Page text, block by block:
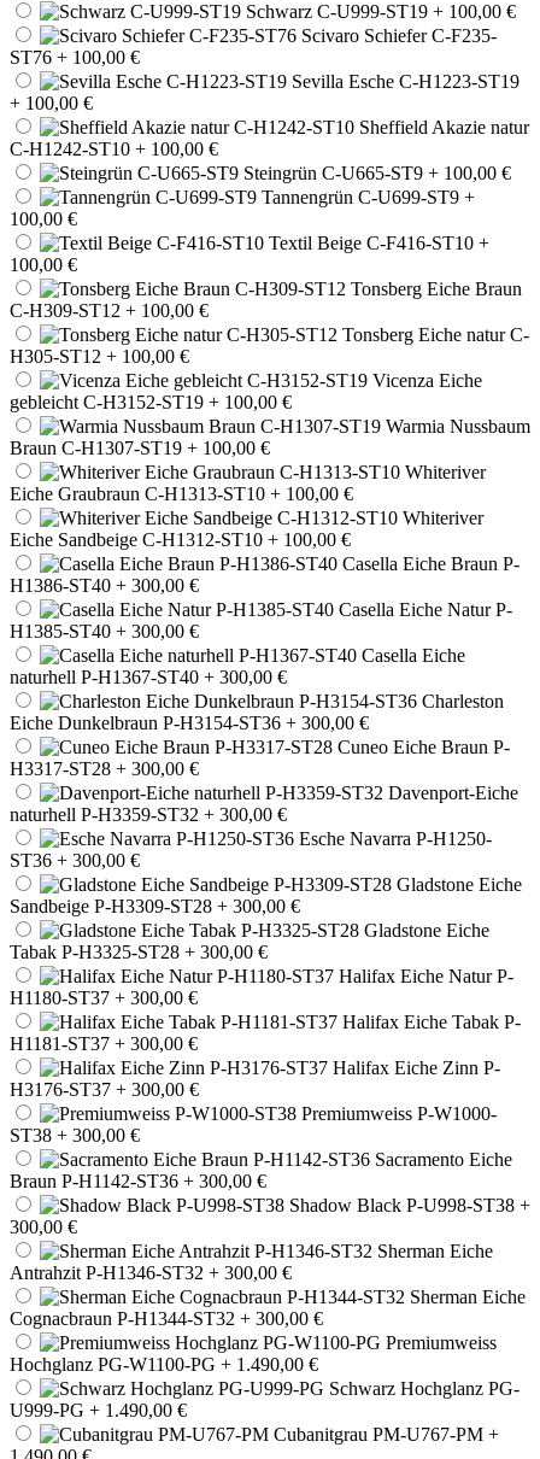
Schwarz C-U999-ST19 + 100,00 €
Scivaro Schiefer C-F235-
ST76 + 100,00 €
Sevilla Esche C-H1223-ST19
+ 100,00 €
Sheffield Akazie natur
C-H1242-ST10 + 100,00 €
Steingrün C-U665-ST9 + 100,00 €
Tannengrün C-U699-ST9 +
100,00 €
Textil Beige C-F416-ST10 +
100,00 €
Tonsberg Eiche Braun
C-H309-ST12 + 100,00 €
Tonsberg Eiche natur C-
H305-ST12 + 100,00 €
Vicenza Eiche
gebleicht C-H3152-ST19 + 100,00 €
Warmia Nussbaum
Braun C-H1307-ST19 + 100,00 €
Whiteriver
Eiche Graubraun C-H1313-ST10 + 100,00 €
Whiteriver
Eiche Sandbeige C-H1312-ST10 + 100,00 €
Casella Eiche Braun P-
H1386-ST40 + 300,00 €
Casella Eiche Natur P-
H1385-ST40 + 300,00 €
Casella Eiche
naturhell P-H1367-ST40 + 300,00 €
Charleston
Eiche Dunkelbraun P-H3154-ST36 + 300,00 €
Cuneo Eiche Braun P-
H3317-ST28 + 300,00 €
Davenport-Eiche
naturhell P-H3359-ST32 + 300,00 €
Esche Navarra P-H1250-
ST36 + 300,00 €
Gladstone Eiche
Sandbeige P-H3309-ST28 + 300,00 €
Gladstone Eiche
Tabak P-H3325-ST28 + 300,00 €
Halifax Eiche Natur P-
H1180-ST37 + 300,00 €
Halifax Eiche Tabak P-
H1181-ST37 + 300,00 €
Halifax Eiche Zinn P-
H3176-ST37 + 300,00 €
Premiumweiss P-W1000-
ST38 + 300,00 €
Sacramento Eiche
Braun P-H1142-ST36 + 300,00 €
Shadow Black P-U998-ST38 +
300,00 €
Sherman Eiche
Antrahzit P-H1346-ST32 + 300,00 €
Sherman Eiche
Cognacbraun P-H1344-ST32 + 300,00 €
Premiumweiss
Hochglanz PG-W1100-PG + 1.490,00 €
Schwarz Hochglanz PG-
U999-PG + 1.490,00 €
Cubanitgrau PM-U767-PM +